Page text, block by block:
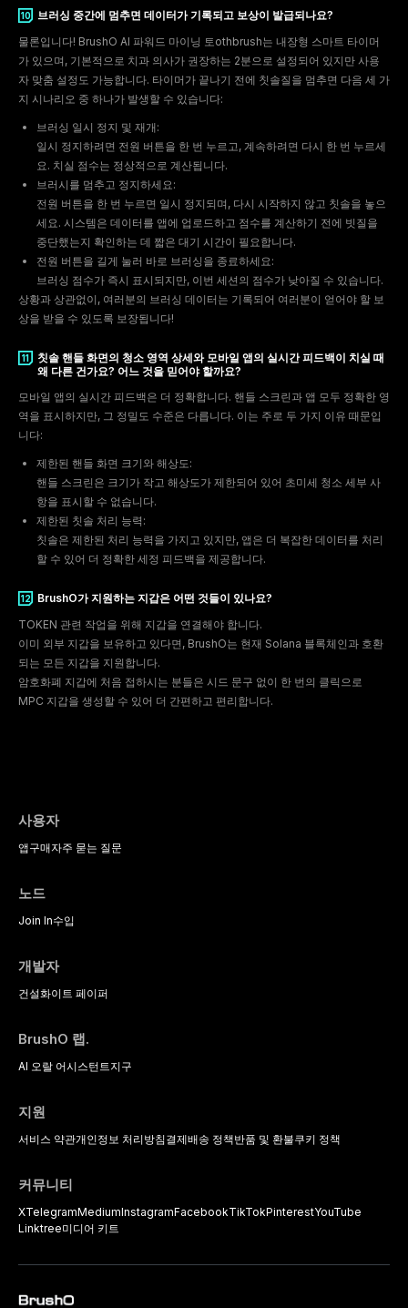
8
10
브러싱 중간에 멈추면 데이터가 기록되고 보상이 발급되나요?
물론입니다! BrushO AI 파워드 마이닝 토othbrush는 내장형 스마트 타이머
가 있으며, 기본적으로 치과 의사가 권장하는 2분으로 설정되어 있지만 사용
자 맞춤 설정도 가능합니다. 타이머가 끝나기 전에 칫솔질을 멈추면 다음 세 가
지 시나리오 중 하나가 발생할 수 있습니다:
브러싱 일시 정지 및 재개:
일시 정지하려면 전원 버튼을 한 번 누르고, 계속하려면 다시 한 번 누르세
요. 치실 점수는 정상적으로 계산됩니다.
브러시를 멈추고 정지하세요:
전원 버튼을 한 번 누르면 일시 정지되며, 다시 시작하지 않고 칫솔을 놓으
세요. 시스템은 데이터를 앱에 업로드하고 점수를 계산하기 전에 빗질을
전원 버튼을 길게 눌러 바로 브러싱을 종료하세요:
상황과 상관없이, 여러분의 브러싱 데이터는 기록되어 여러분이 얻어야 할 보
상을 받을 수 있도록 보장됩니다!
칫솔 핸들 화면의 청소 영역 상세와 모바일 앱의 실시간 피드백이 치실 때
왜 다른 건가요? 어느 것을 믿어야 할까요?
모바일 앱의 실시간 피드백은 더 정확합니다. 핸들 스크린과 앱 모두 정확한 영
역을 표시하지만, 그 정밀도 수준은 다릅니다. 이는 주로 두 가지 이유 때문입
니다:
제한된 핸들 화면 크기와 해상도:
핸들 스크린은 크기가 작고 해상도가 제한되어 있어 초미세 청소 세부 사
제한된 칫솔 처리 능력:
칫솔은 제한된 처리 능력을 가지고 있지만, 앱은 더 복잡한 데이터를 처리
12
BrushO가 지원하는 지갑은 어떤 것들이 있나요?
TOKEN 관련 작업을 위해 지갑을 연결해야 합니다.
이미 외부 지갑을 보유하고 있다면, BrushO는 현재 Solana 블록체인과 호환
암호화폐 지갑에 처음 접하시는 분들은 시드 문구 없이 한 번의 클릭으로
사용자
앱구매자주 묻는 질문
노드
Join In수입
개발자
건설화이트 페이퍼
BrushO 랩.
AI 오랄 어시스턴트 지구
지원
서비스 약관개인정보 처리방침결제배송 정책반품 및 환불쿠키 정책
커뮤니티
XTelegramMediumInstagramFacebookTikTokPinterestYouTube
Linktree미디어 키트